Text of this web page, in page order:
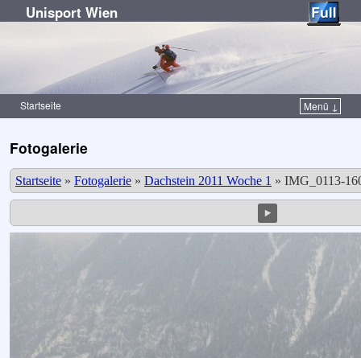
Unisport Wien
Startseite Menü ↓
Fotogalerie
Startseite » Fotogalerie » Dachstein 2011 Woche 1 » IMG_0113-